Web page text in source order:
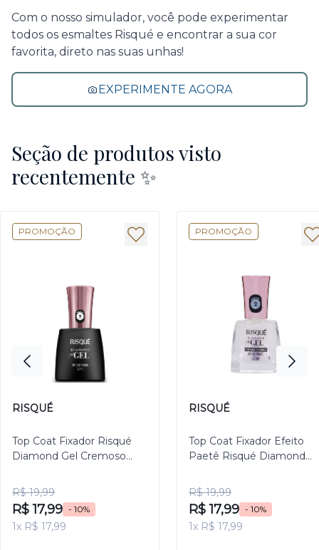
Com o nosso simulador, você pode experimentar
todos os esmaltes Risqué e encontrar a sua cor
favorita, direto nas suas unhas!
EXPERIMENTE AGORA
Seção de produtos visto
recentemente ✨
PROMOÇÃO
RISQUÉ
Top Coat Fixador Risqué
Diamond Gel Cremoso
R$ 19,99
R$ 17,99 - 10%
1x R$ 17,99
PROMOÇÃO
RISQUÉ
Top Coat Fixador Efeito
Paetê Risqué Diamond
R$ 19,99
R$ 17,99 - 10%
1x R$ 17,99